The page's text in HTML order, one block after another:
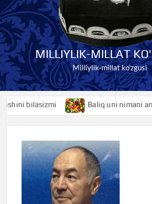
MILLIYLIK-MILLAT
Milliylik-millat ko'zgusi
bilasizmi Baliq uni nimani